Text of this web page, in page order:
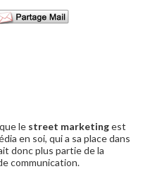
le street marketingest
en soi, qui a sa place dans
donc plus partie de la
communication.